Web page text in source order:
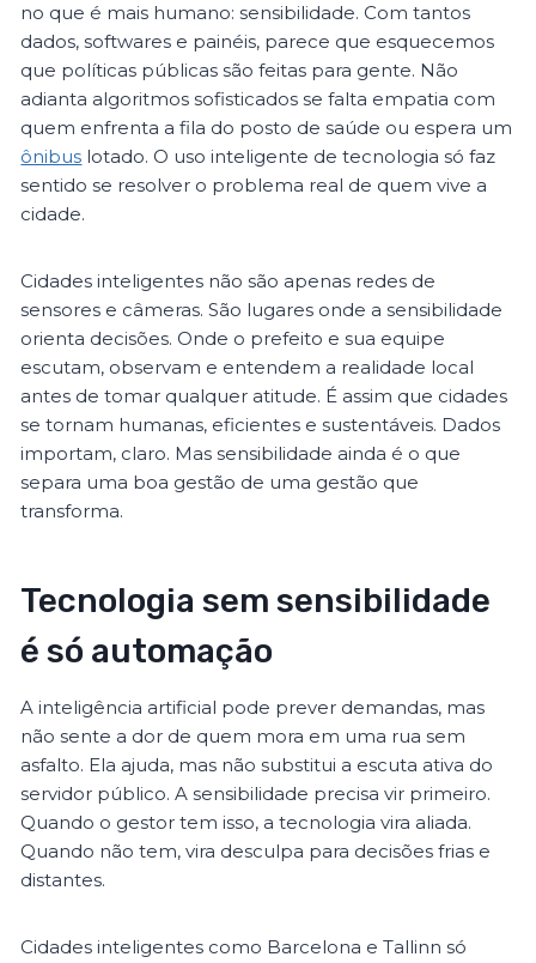
no que é mais humano: sensibilidade. Com tantos
dados, softwares e painéis, parece que esquecemos
que políticas públicas são feitas para gente. Não
adianta algoritmos sofisticados se falta empatia com
quem enfrenta a fila do posto de saúde ou espera um
ônibus lotado. O uso inteligente de tecnologia só faz
sentido se resolver o problema real de quem vive a
cidade.
Cidades inteligentes não são apenas redes de
sensores e câmeras. São lugares onde a sensibilidade
orienta decisões. Onde o prefeito e sua equipe
escutam, observam e entendem a realidade local
antes de tomar qualquer atitude. É assim que cidades
se tornam humanas, eficientes e sustentáveis. Dados
importam, claro. Mas sensibilidade ainda é o que
separa uma boa gestão de uma gestão que
transforma.
Tecnologia sem sensibilidade
é só automação
A inteligência artificial pode prever demandas, mas
não sente a dor de quem mora em uma rua sem
asfalto. Ela ajuda, mas não substitui a escuta ativa do
servidor público. A sensibilidade precisa vir primeiro.
Quando o gestor tem isso, a tecnologia vira aliada.
Quando não tem, vira desculpa para decisões frias e
distantes.
Cidades inteligentes como Barcelona e Tallinn só